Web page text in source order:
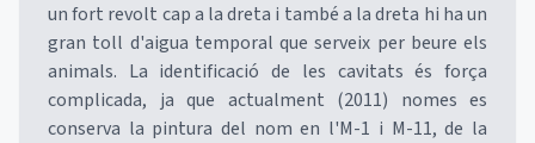
un fort revolt cap a la dreta i també a la dreta hi ha un
gran toll d'aigua temporal que serveix per beure els
animals. La identificació de les cavitats és força
complicada, ja que actualment (2011) nomes es
conserva la pintura del nom en l'M-1 i M-11, de la